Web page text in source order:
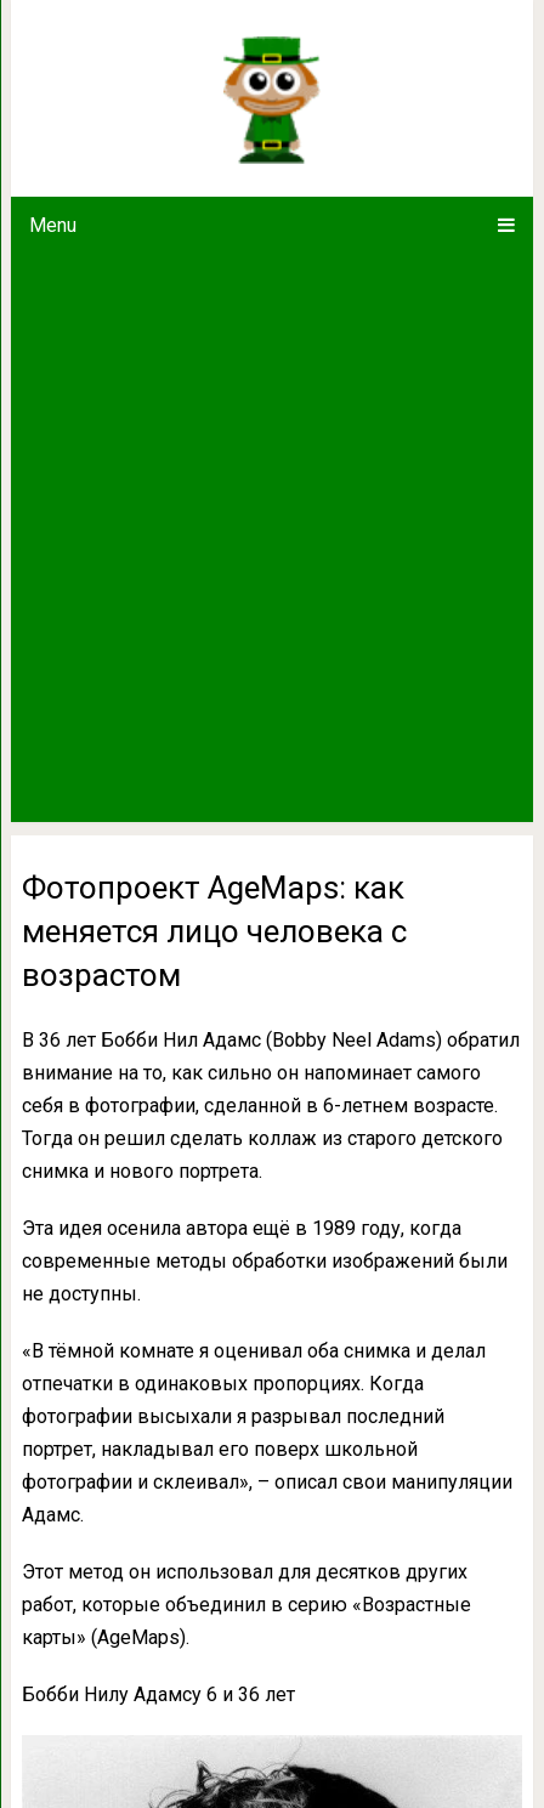
Menu
Фотопроект AgeMaps: как
Фотопроект AgeMaps: как
меняется лицо человека с
возрастом
В 36 лет Бобби Нил Адамс (Bobby Neel Adams) обратил
внимание на то, как сильно он напоминает самого
себя в фотографии, сделанной в 6-летнем возрасте.
Тогда он решил сделать коллаж из старого детского
снимка и нового портрета.
Эта идея осенила автора ещё в 1989 году, когда
современные методы обработки изображений были
не доступны.
«В тёмной комнате я оценивал оба снимка и делал
отпечатки в одинаковых пропорциях. Когда
фотографии высыхали я разрывал последний
портрет, накладывал его поверх школьной
фотографии и склеивал», – описал свои манипуляции
Адамс.
Этот метод он использовал для десятков других
работ, которые объединил в серию «Возрастные
карты» (AgeMaps).
Бобби Нилу Адамсу 6 и 36 лет